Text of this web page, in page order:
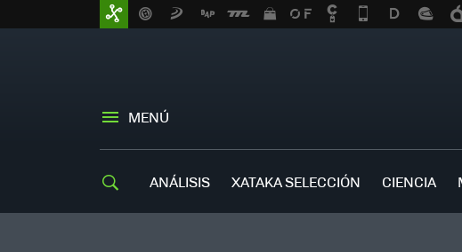
MENÚ
ANÁLISIS XATAKA SELECCIÓN CIENCIA